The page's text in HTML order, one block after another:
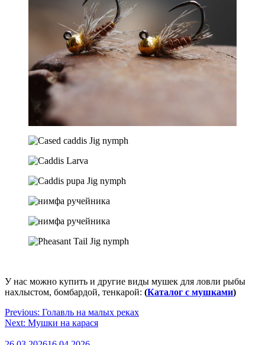
У нас можно купить и другие виды мушек для ловли рыбы
нахлыстом, бомбардой, тенкарой: (Каталог с мушками)
Навигация
по
Previous: Голавль на малых реках
Next: Мушки на карася